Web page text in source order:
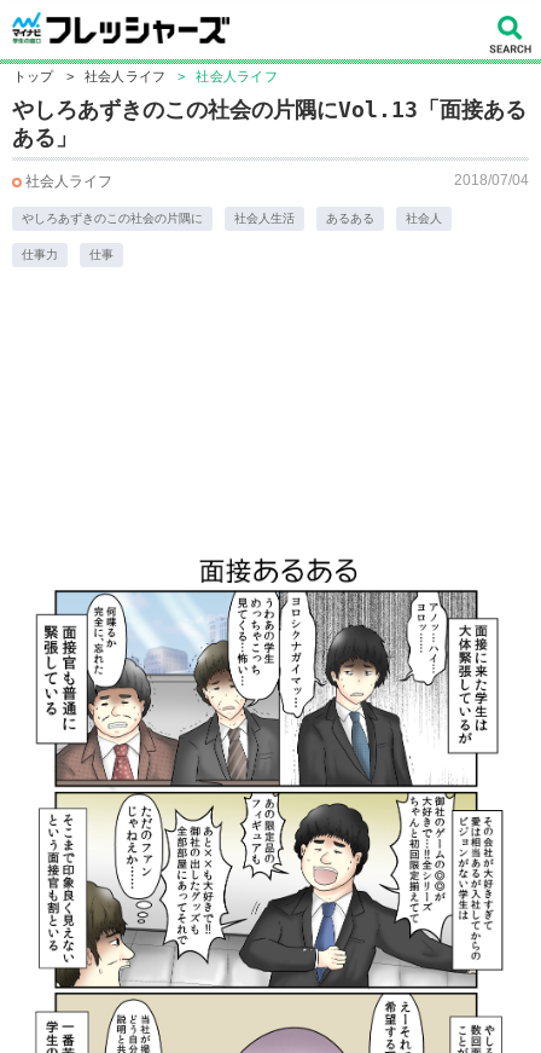
トップ > 社会人ライフ > 社会人ライフ
やしろあずきのこの社会の片隅にVol.13「面接ある
ある」
社会人ライフ 2018/07/04
やしろあずきのこの社会の片隅に 社会人生活 あるある 社会人
仕事力 仕事